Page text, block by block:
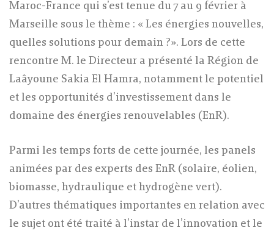
Maroc-France qui s’est tenue du 7 au 9 février à
Marseille sous le thème : « Les énergies nouvelles,
quelles solutions pour demain ?». Lors de cette
rencontre M. le Directeur a présenté la Région de
Laâyoune Sakia El Hamra, notamment le potentiel
et les opportunités d’investissement dans le
domaine des énergies renouvelables (EnR).
Parmi les temps forts de cette journée, les panels
animées par des experts des EnR (solaire, éolien,
biomasse, hydraulique et hydrogène vert).
D’autres thématiques importantes en relation avec
le sujet ont été traité à l’instar de l’innovation et le